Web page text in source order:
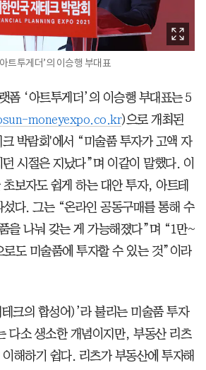
트투게더’의 이승행 부대표
폼 ‘아트투게더’의 이승행 부대표는 5
moneyexpo.co.kr)으로 개최된
크 박람회'에서 “미술품 투자가 고액 자
시절은 지났다”며 이같이 말했다. 이
보자도 쉽게 하는 대안 투자, 아트테
섰다. 그는 “온라인 공동구매를 통해 수
을 나눠 갖는 게 가능해졌다”며 “1만~
로도 미술품에 투자할 수 있는 것”이라
크의 합성어)’라 불리는 미술품 투자
다소 생소한 개념이지만, 부동산 리츠
해하기 쉽다. 리츠가 부동산에 투자해